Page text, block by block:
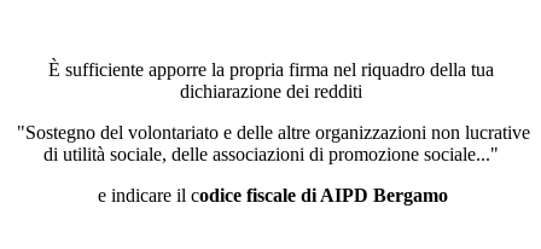
È sufficiente apporre la propria firma nel riquadro della tua
dichiarazione dei redditi
"Sostegno del volontariato e delle altre organizzazioni non lucrative
di utilità sociale, delle associazioni di promozione sociale..."
e indicare il codice fiscale di AIPD Bergamo